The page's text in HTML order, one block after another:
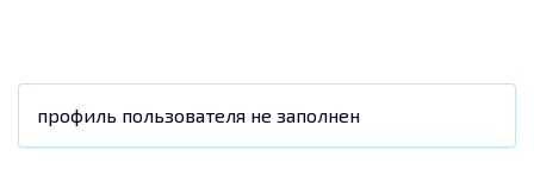
профиль пользователя не заполнен